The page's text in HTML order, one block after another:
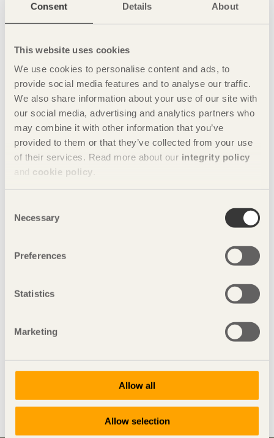
Consent Details About
This website uses cookies
We use cookies to personalise content and ads, to
provide social media features and to analyse our traffic.
We also share information about your use of our site with
our social media, advertising and analytics partners who
may combine it with other information that you’ve
provided to them or that they’ve collected from your use
of their services. Read more about our integrity policy
and cookie policy
Selection
Necessary
Preferences
Statistics
Marketing
Allow all
Allow selection